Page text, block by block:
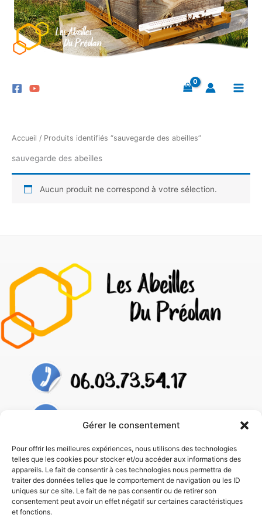
Gérer le consentement
Pour offrir les meilleures expériences, nous utilisons des technologies
telles que les cookies pour stocker et/ou accéder aux informations des
appareils. Le fait de consentir à ces technologies nous permettra de
traiter des données telles que le comportement de navigation ou les ID
uniques sur ce site. Le fait de ne pas consentir ou de retirer son
consentement peut avoir un effet négatif sur certaines caractéristiques
et fonctions.
Aller
contenu
Accueil / Produits identifiés “sauvegarde des abeilles”
sauvegarde des abeilles
Aucun produit ne correspond à votre sélection.